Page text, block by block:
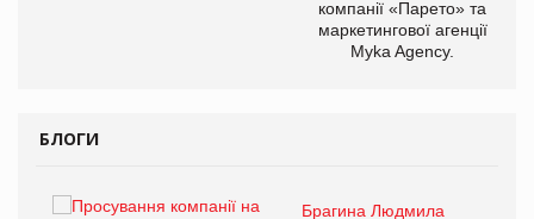
компанії «Парето» та
маркетингової агенції
Myka Agency.
БЛОГИ
Брагина Людмила